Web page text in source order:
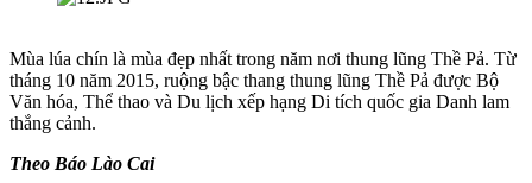
Mùa lúa chín là mùa đẹp nhất trong năm nơi thung lũng Thề Pả. Từ
tháng 10 năm 2015, ruộng bậc thang thung lũng Thề Pả được Bộ
Văn hóa, Thể thao và Du lịch xếp hạng Di tích quốc gia Danh lam
thắng cảnh.
Theo Báo Lào Cai